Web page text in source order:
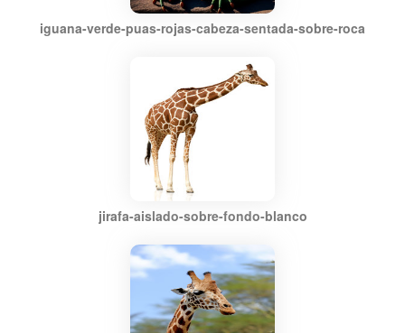
iguana-verde-puas-rojas-cabeza-sentada-sobre-roca
jirafa-aislado-sobre-fondo-blanco